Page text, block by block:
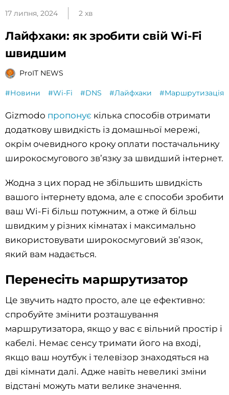
17 липня, 2024 2 хв
Лайфхаки: як зробити свій Wi-Fi
швидшим
ProIT NEWS
#Новини #Wi-Fi #DNS #Лайфхаки #Маршрутизація
Gizmodo пропонує кілька способів отримати
додаткову швидкість із домашньої мережі,
окрім очевидного кроку оплати постачальнику
широкосмугового зв’язку за швидший інтернет.
Жодна з цих порад не збільшить швидкість
вашого інтернету вдома, але є способи зробити
ваш Wi-Fi більш потужним, а отже й більш
швидким у різних кімнатах і максимально
використовувати широкосмуговий зв’язок,
який вам надається.
Перенесіть маршрутизатор
Це звучить надто просто, але це ефективно:
спробуйте змінити розташування
маршрутизатора, якщо у вас є вільний простір і
кабелі. Немає сенсу тримати його на вході,
якщо ваш ноутбук і телевізор знаходяться на
дві кімнати далі. Адже навіть невеликі зміни
відстані можуть мати велике значення.